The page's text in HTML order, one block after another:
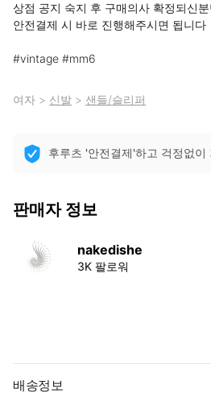
상점 공지 숙지 후 구매의사 확정되신
안전결제 시 바로 진행해주시면 됩니다
#vintage #mm6
여자 > 신발 > 샌들/슬리퍼
후루츠 '안전결제'하고 걱정없이
판매자 정보
nakedishe
3K 팔로워
배송정보